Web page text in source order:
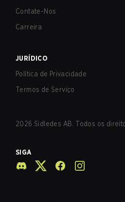
Contate-Nos
Carreira
JURÍDICO
Política de Privacidade
Termos de Serviço
2026 Sidledes AB. Todos os
SIGA